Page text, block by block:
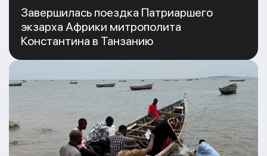
Завершилась поездка Патриаршего
экзарха Африки митрополита
Константина в Танзанию